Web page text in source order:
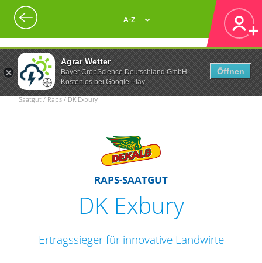
Agrar Wetter
Bayer CropScience Deutschland GmbH
Kostenlos bei Google Play
Öffnen
A-Z
Saatgut / Raps / DK Exbury
RAPS-SAATGUT
DK Exbury
Ertragssieger für innovative Landwirte